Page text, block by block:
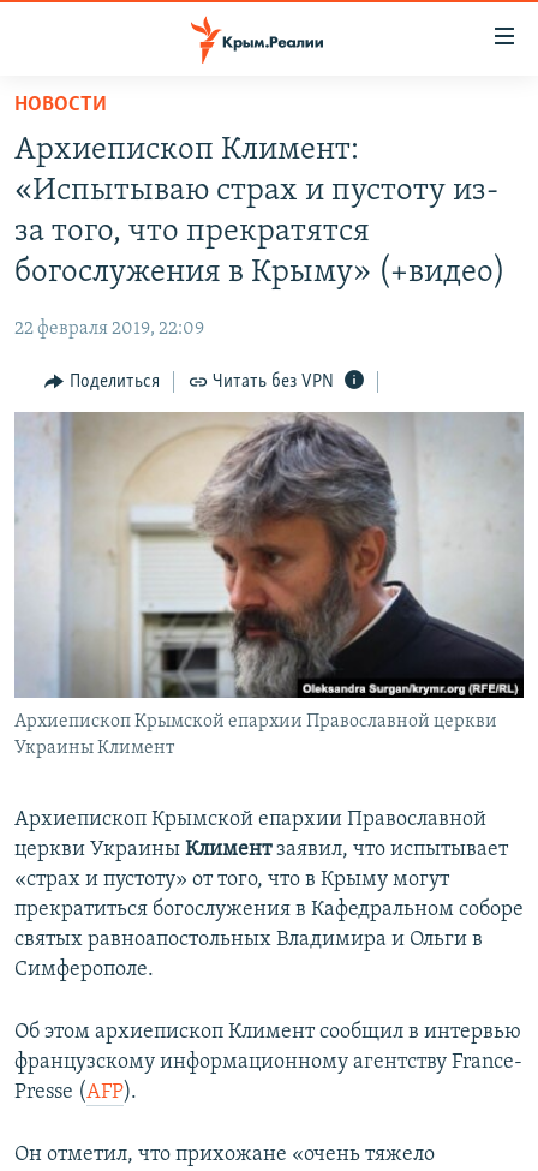
Вернуться
основному
содержанию
главной
Вернутся
поиску
СПЕЦПРОЕКТЫ
КАРТА ВОЕННЫХ ОБЪЕКТОВ КРЫМА
ИСТОРИЯ
ИНТЕРАКТИВ
ИНФОГРАФИКА
ТЕЛЕПРОЕКТ КРЫМ.РЕАЛИИ
СОВЕТЫ ПРАВОЗАЩИТНИКОВ
ПРОПАВШИЕ БЕЗ ВЕСТИ
ПОБЕДИТЕЛЕЙ НЕ СУДЯТ?
УКРАИНСКАЯ ПРОБЛЕМА КРЫМА
РАДІО СВОБОДА
КАК ОБОЙТИ БЛОКИРОВКУ
ПРИСОЕДИНЯЙТЕСЬ!
Все сайты RFE/RL
НОВОСТИ
Архиепископ Климент:
«Испытываю страх и пустоту из-
за того, что прекратятся
богослужения в Крыму» (+видео)
22 февраля 2019, 22:09
Поделиться Читать без VPN
Архиепископ Крымской епархии Православной церкви
Украины Климент
Архиепископ Крымской епархии Православной
церкви Украины Климентзаявил, что испытывает
«страх и пустоту» от того, что в Крыму могут
прекратиться богослужения в Кафедральном соборе
святых равноапостольных Владимира и Ольги в
Симферополе.
Об этом архиепископ Климент сообщил в интервью
французскому информационному агентству France-
Presse (AFP).
Он отметил, что прихожане «очень тяжело